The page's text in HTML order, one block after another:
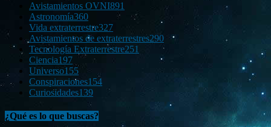
Avistamientos OVNI891
Astronomía360
Vida extraterrestre327
Avistamientos de extraterrestres290
Tecnología Extraterrestre251
Ciencia197
Universo155
Conspiraciones154
Curiosidades139
¿Qué es lo que buscas?